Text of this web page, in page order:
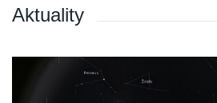
Aktuality